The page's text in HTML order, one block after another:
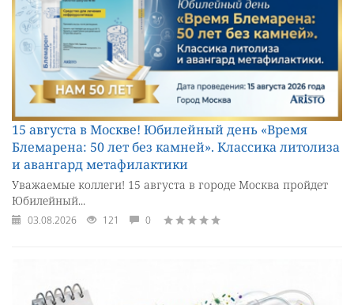
15 августа в Москве! Юбилейный день «Время
Блемарена: 50 лет без камней». Классика литолиза
и авангард метафилактики
Уважаемые коллеги! 15 августа в городе Москва пройдет
Юбилейный...
03.08.2026 121 0